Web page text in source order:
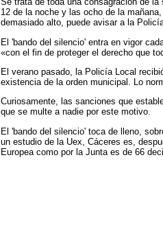
12 de la noche y las ocho de la
demasiado alto, puede avisar a la
El 'bando del silencio' entra en vigor
«con el fin de proteger el derecho que
El verano pasado, la Policía Local
existencia de la orden municipal. Lo
Curiosamente, las sanciones que
que se multe a nadie por este motivo.
El 'bando del silencio' toca de lleno,
un estudio de la Uex, Cáceres es,
Europea como por la Junta es de 66